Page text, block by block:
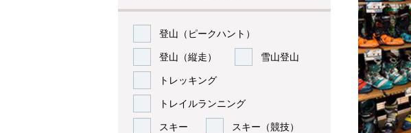
登山（ピークハント）
登山（縦走） 雪山登山
トレッキング
トレイルランニング
スキー スキー（競技）